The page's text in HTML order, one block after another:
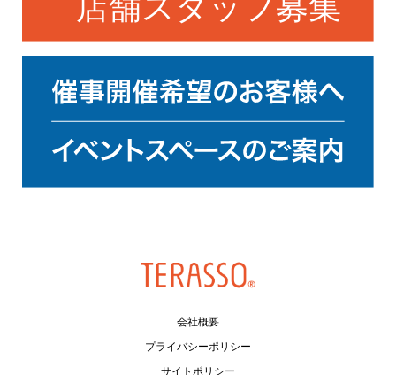
会社概要
プライバシーポリシー
サイトポリシー